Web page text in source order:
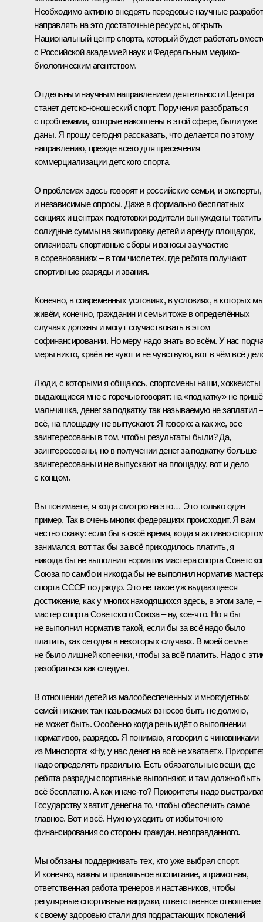
Необходимо активно внедрять передовые научные
направлять на это достаточные ресурсы, открыть
Национальный центр спорта, который будет работать
с Российской академией наук и Федеральным медико-
биологическим агентством.
Отдельным научным направлением деятельности Центра
станет детско-юношеский спорт. Поручения разобраться
с проблемами, которые накоплены в этой сфере, были уже
даны. Я прошу сегодня рассказать, что делается по этому
направлению, прежде всего для пресечения
коммерциализации детского спорта.
О проблемах здесь говорят и российские семьи, и эксперты,
и независимые опросы. Даже в формально бесплатных
секциях и центрах подготовки родители вынуждены тратить
солидные суммы на экипировку детей и аренду площадок,
оплачивать спортивные сборы и взносы за участие
в соревнованиях – в том числе тех, где ребята получают
спортивные разряды и звания.
Конечно, в современных условиях, в условиях, в которых
живём, конечно, гражданин и семьи тоже в определённых
случаях должны и могут соучаствовать в этом
софинансировании. Но меру надо знать во всём. У нас
меры никто, краёв не чуют и не чувствуют, вот в чём всё
Люди, с которыми я общаюсь, спортсмены наши, хоккеисты
выдающиеся мне с горечью говорят: на «подкатку» не
мальчишка, денег за подкатку так называемую не заплатил
всё, на площадку не выпускают. Я говорю: а как же, все
заинтересованы в том, чтобы результаты были? Да,
заинтересованы, но в получении денег за подкатку больше
заинтересованы и не выпускают на площадку, вот и дело
с концом.
Вы понимаете, я когда смотрю на это… Это только один
пример. Так в очень многих федерациях происходит. Я вам
честно скажу: если бы в своё время, когда я активно спортом
занимался, вот так бы за всё приходилось платить, я
никогда бы не выполнил норматив мастера спорта
Союза по самбо и никогда бы не выполнил норматив
спорта СССР по дзюдо. Это не такое уж выдающееся
достижение, как у многих находящихся здесь, в этом зале, –
мастер спорта Советского Союза – ну, кое-что. Но я бы
не выполнил норматив такой, если бы за всё надо было
платить, как сегодня в некоторых случаях. В моей семье
не было лишней копеечки, чтобы за всё платить. Надо с
разобраться как следует.
В отношении детей из малообеспеченных и многодетных
семей никаких так называемых взносов быть не должно,
не может быть. Особенно когда речь идёт о выполнении
нормативов, разрядов. Я понимаю, я говорил с чиновниками
из Минспорта: «Ну, у нас денег на всё не хватает».
надо определять правильно. Есть обязательные вещи, где
ребята разряды спортивные выполняют, и там должно быть
всё бесплатно. А как иначе-то? Приоритеты надо
Государству хватит денег на то, чтобы обеспечить самое
главное. Вот и всё. Нужно уходить от избыточного
финансирования со стороны граждан, неоправданного.
Мы обязаны поддерживать тех, кто уже выбрал спорт.
И конечно, важны и правильное воспитание, и грамотная,
ответственная работа тренеров и наставников, чтобы
регулярные спортивные нагрузки, ответственное отношение
к своему здоровью стали для подрастающих поколений